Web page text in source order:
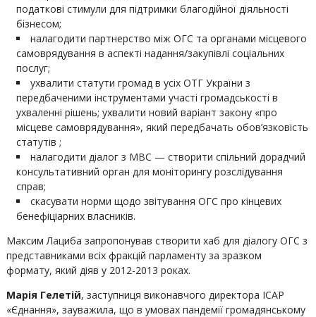
податкові стимули для підтримки благодійної діяльності
бізнесом;
налагодити партнерство між ОГС та органами місцевого
самоврядування в аспекті надання/закупівлі соціальних
послуг;
ухвалити статути громад в усіх ОТГ України з
передбаченими інструментами участі громадськості в
ухваленні рішень; ухвалити новий варіант закону «про
місцеве самоврядування», який передбачать обов’язковість
статутів ;
налагодити діалог з МВС — створити спільний дорадчий
консультативний орган для моніторингу розслідування
справ;
скасувати норми щодо звітування ОГС про кінцевих
бенефіціарних власників.
Максим Лациба запропонував створити хаб для діалогу ОГС з
представниками всіх фракцій парламенту за зразком
формату, який діяв у 2012-2013 роках.
Марія Гелетій, заступниця виконавчого директора ІСАР
«Єднання», зауважила, що в умовах пандемії громадянському